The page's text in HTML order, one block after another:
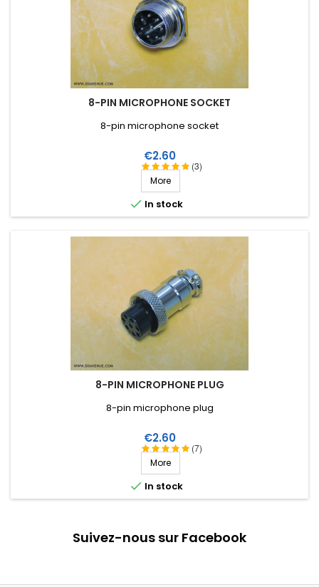
8-PIN MICROPHONE SOCKET
(3)
8-pin microphone socket
Price
€2.60
More
 In stock
8-PIN MICROPHONE PLUG
(7)
8-pin microphone plug
Price
€2.60
More
 In stock
Suivez-nous sur Facebook